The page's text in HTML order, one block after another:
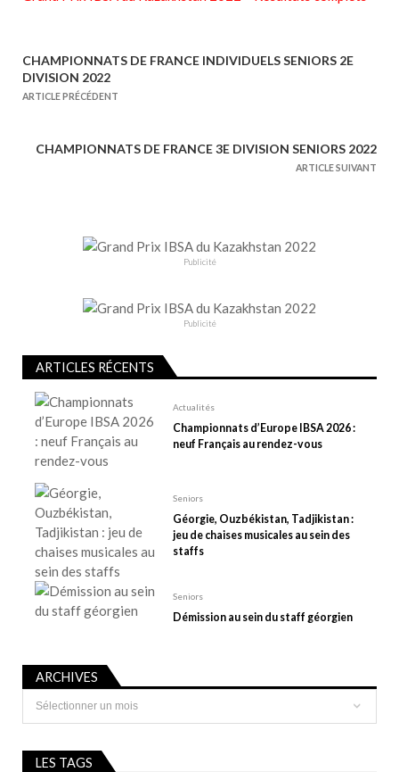
N
a
l
’
CHAMPIONNATS DE FRANCE INDIVIDUELS SENIORS 2E
DIVISION 2022
ARTICLE PRÉCÉDENT
CHAMPIONNATS DE FRANCE 3E DIVISION SENIORS 2022
ARTICLE SUIVANT
Publicité
Publicité
ARTICLES RÉCENTS
Actualités
Championnats d’Europe IBSA 2026 :
neuf Français au rendez-vous
Seniors
Géorgie, Ouzbékistan, Tadjikistan :
jeu de chaises musicales au sein des
staffs
Seniors
Démission au sein du staff géorgien
ARCHIVES
Archives
LES TAGS